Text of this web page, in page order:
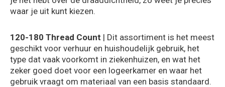
waar je uit kunt kiezen.
120-180 Thread Count | Dit assortiment is het meest
geschikt voor verhuur en huishoudelijk gebruik, het
type dat vaak voorkomt in ziekenhuizen, en wat het
zeker goed doet voor een logeerkamer en waar het
gebruik vraagt om materiaal van een basis standaard.